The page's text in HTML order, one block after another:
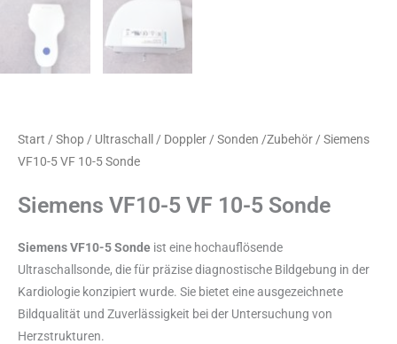
Start / Shop / Ultraschall / Doppler / Sonden /Zubehör / Siemens
VF10-5 VF 10-5 Sonde
Siemens VF10-5 VF 10-5 Sonde
Siemens VF10-5 Sonde ist eine hochauflösende
Ultraschallsonde, die für präzise diagnostische Bildgebung in der
Kardiologie konzipiert wurde. Sie bietet eine ausgezeichnete
Bildqualität und Zuverlässigkeit bei der Untersuchung von
Herzstrukturen.